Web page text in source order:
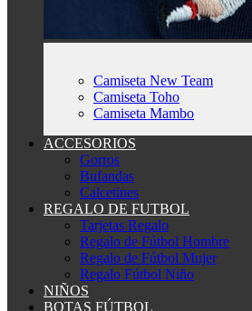
Camiseta New Team
Camiseta Toho
Camiseta Mambo
ACCESORIOS
Gorros
Bufandas
Calcetines
REGALO DE FUTBOL
Tarjetas Regalo
Regalo de Fútbol Hombre
Regalo de Fútbol Mujer
Regalo Fútbol Niño
NIÑOS
BOTAS FÚTBOL